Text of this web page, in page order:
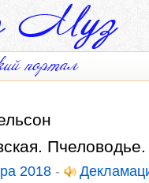
2018 -